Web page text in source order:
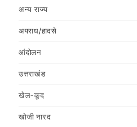
अन्य राज्य
अपराध/हादसे
आंदोलन
उत्तराखंड
खेल-कूद
खोजी नारद